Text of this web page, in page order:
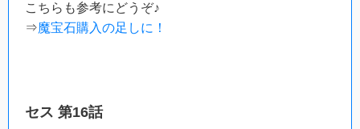
こちらも参考にどうぞ♪
⇒魔宝石購入の足しに！
セス 第16話